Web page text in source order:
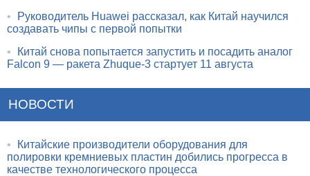
•
Руководитель Huawei рассказал, как Китай научился
создавать чипы с первой попытки
•
Китай снова попытается запустить и посадить аналог
Falcon 9 — ракета Zhuque-3 стартует 11 августа
НОВОСТИ
•
Китайские производители оборудования для
полировки кремниевых пластин добились прогресса в
качестве технологического процесса